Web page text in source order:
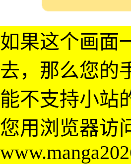
如果这个画面
去，那么您的
能不支持小站
您用浏览器访